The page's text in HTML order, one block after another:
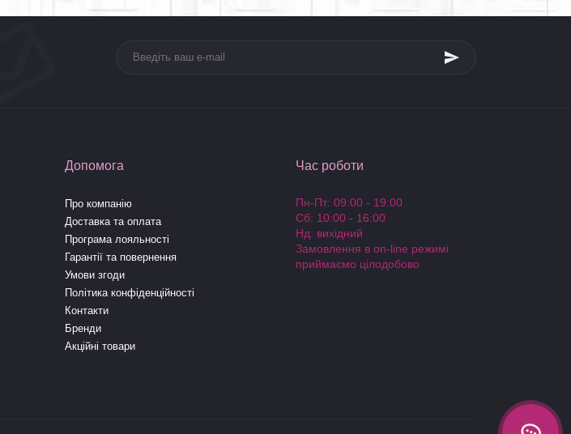
Допомога
Про компанію
Доставка та оплата
Програма лояльності
Гарантії та повернення
Умови згоди
Політика конфіденційності
Контакти
Бренди
Акційні товари
Час роботи
Пн-Пт: 09:00 - 19:00
Сб: 10:00 - 16:00
Нд: вихідний
Замовлення в on-line режимі
приймаємо цілодобово